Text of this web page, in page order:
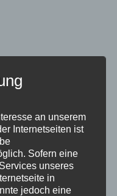
an unserem
Internetseiten ist
Sofern eine
unseres
in
jedoch eine